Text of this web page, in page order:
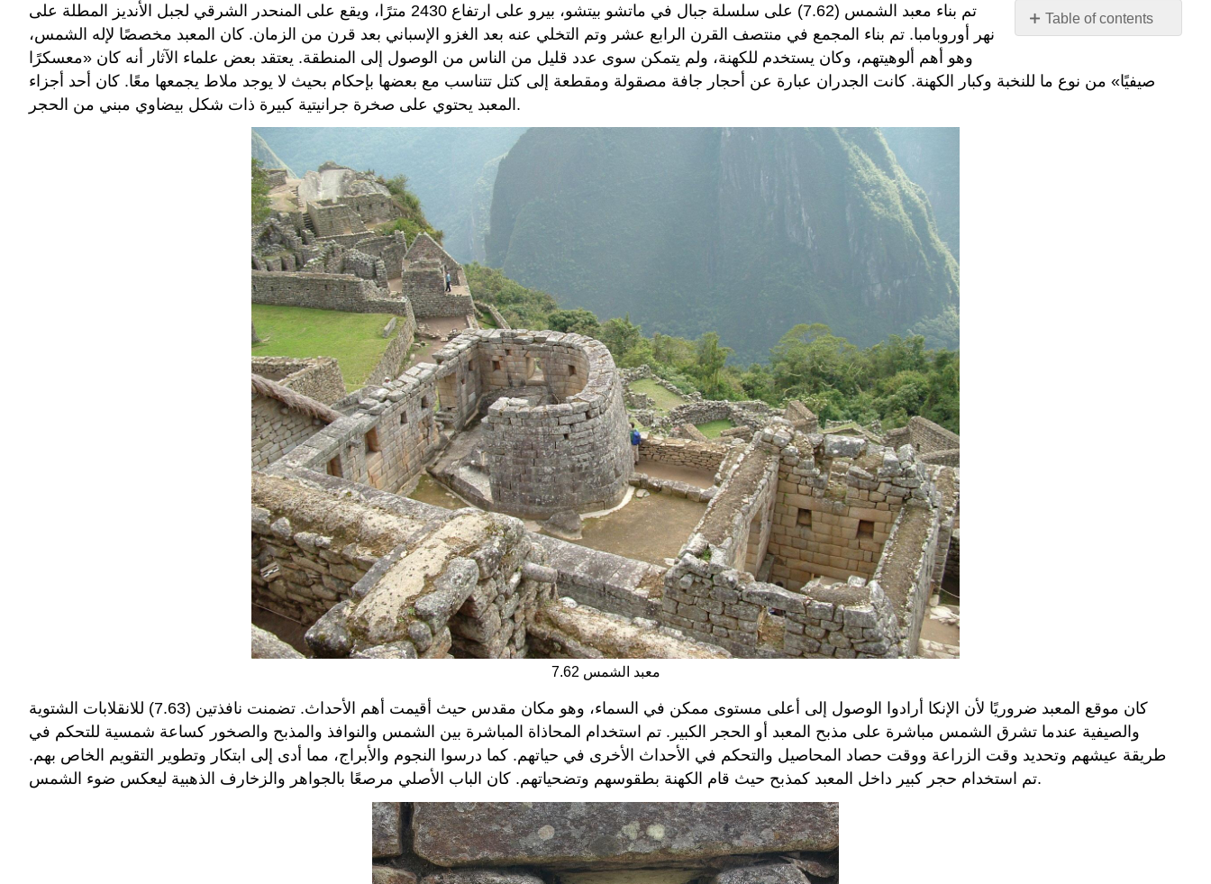
Table of contents
No
تم بناء معبد الشمس (7.62) على سلسلة جبال في ماتشو بيتشو، بيرو على ارتفاع 2430 مترًا، ويقع على المنحدر الشرقي لجبل الأنديز المطلة على
نهر أوروبامبا. تم بناء المجمع في منتصف القرن الرابع عشر وتم التخلي عنه بعد الغزو الإسباني بعد قرن من الزمان. كان المعبد مخصصًا لإله الشمس،
وهو أهم ألوهيتهم، وكان يستخدم للكهنة، ولم يتمكن سوى عدد قليل من الناس من الوصول إلى المنطقة. يعتقد بعض علماء الآثار أنه كان «معسكرًا
صيفيًا» من نوع ما للنخبة وكبار الكهنة. كانت الجدران عبارة عن أحجار جافة مصقولة ومقطعة إلى كتل تتناسب مع بعضها بإحكام بحيث لا يوجد ملاط يجمعها معًا. كان أحد أجزاء
المعبد يحتوي على صخرة جرانيتية كبيرة ذات شكل بيضاوي مبني من الحجر.
7.62 معبد الشمس
كان موقع المعبد ضروريًا لأن الإنكا أرادوا الوصول إلى أعلى مستوى ممكن في السماء، وهو مكان مقدس حيث أقيمت أهم الأحداث. تضمنت نافذتين (7.63) للانقلابات الشتوية
والصيفية عندما تشرق الشمس مباشرة على مذبح المعبد أو الحجر الكبير. تم استخدام المحاذاة المباشرة بين الشمس والنوافذ والمذبح والصخور كساعة شمسية للتحكم في
طريقة عيشهم وتحديد وقت الزراعة ووقت حصاد المحاصيل والتحكم في الأحداث الأخرى في حياتهم. كما درسوا النجوم والأبراج، مما أدى إلى ابتكار وتطوير التقويم الخاص بهم.
تم استخدام حجر كبير داخل المعبد كمذبح حيث قام الكهنة بطقوسهم وتضحياتهم. كان الباب الأصلي مرصعًا بالجواهر والزخارف الذهبية ليعكس ضوء الشمس.